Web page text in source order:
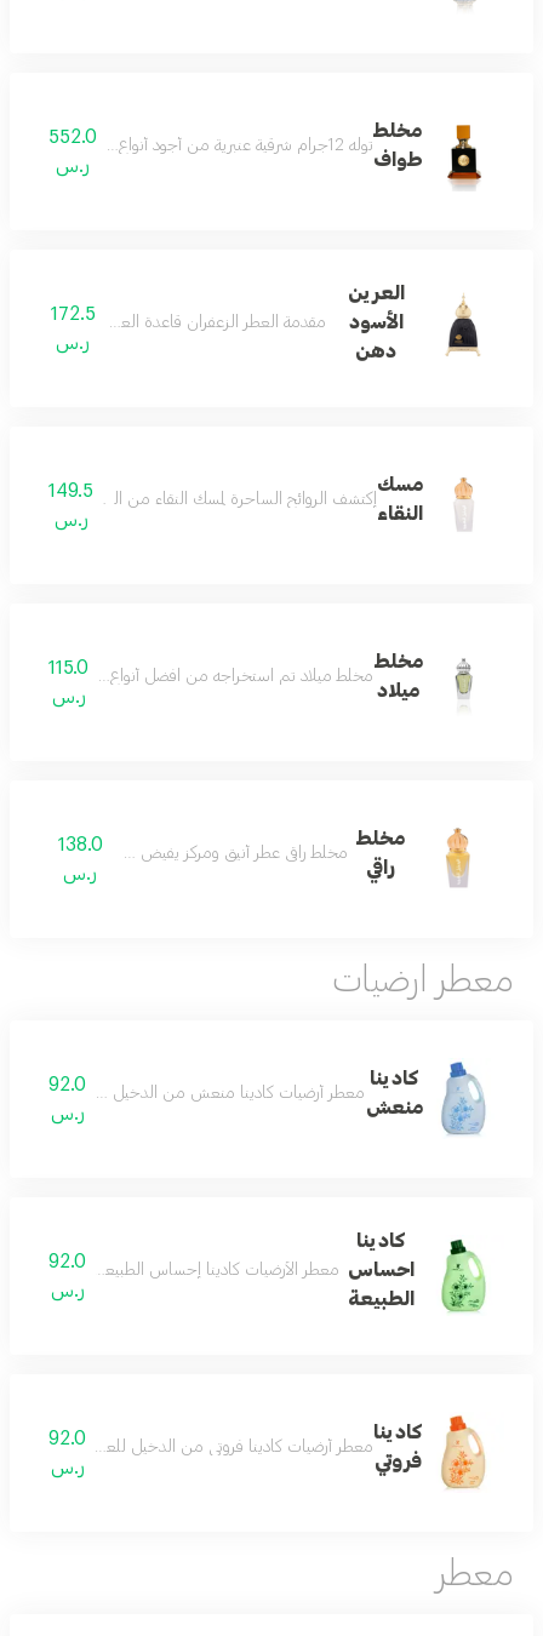
مخلط
طواف
توله 12جرام شرقية عنبرية من أجود أنواع دهن العود حول العالم تجمع مكوناتها بين الورد والعنبر و دهن العود الطبيعي الكمبودي الأصلي من الدخيل للعود أحد أكبر المصانع المتخصصة
552.0
ر.س
العرين
الأسود
دهن
مقدمة العطر الزعفران قاعدة العطر العود قلب العطر
172.5
ر.س
مسك
النقاء
إكتشف الروائح الساحرة لمسك النقاء من الدخيل للعود
149.5
ر.س
مخلط
ميلاد
مخلط ميلاد تم استخراجه من افضل أنواع الزيوت العطرية
115.0
ر.س
مخلط
راقي
مخلط راقي عطر أنيق ومركز يفيض حيوية وجمالاً
138.0
ر.س
معطر ارضيات
كادينا
منعش
معطر أرضيات كادينا منعش من الدخيل للعود كادينا
92.0
ر.س
كادينا
احساس
الطبيعة
معطر الأرضيات كادينا إحساس الطبيعة عبيرهُ كباحةِ
92.0
ر.س
كادينا
فروتي
معطر أرضيات كادينا فروتي من الدخيل للعود صمم
92.0
ر.س
معطر